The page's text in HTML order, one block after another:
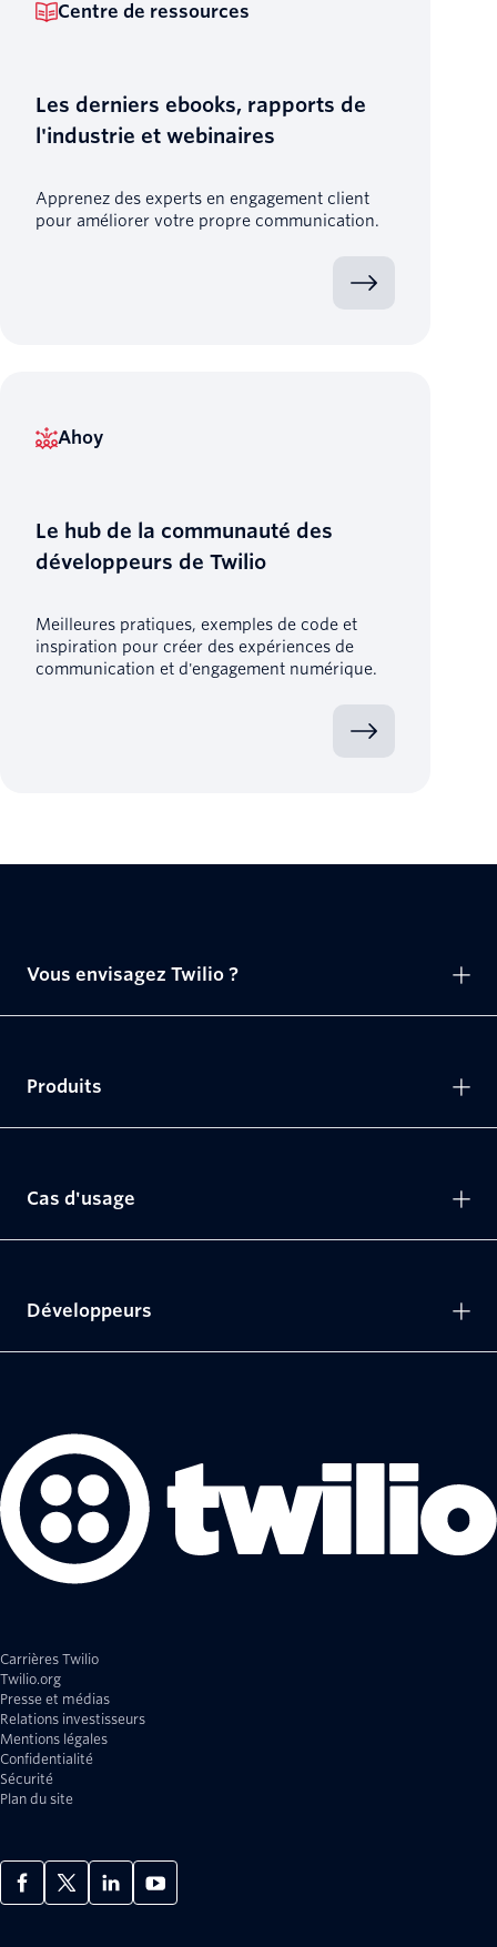
Centre de ressources
Les derniers ebooks, rapports de
l'industrie et webinaires
Apprenez des experts en engagement client
pour améliorer votre propre communication.
Ahoy
Le hub de la communauté des
développeurs de Twilio
Meilleures pratiques, exemples de code et
inspiration pour créer des expériences de
communication et d'engagement numérique.
Carrières Twilio
Twilio.org
Presse et médias
Relations investisseurs
Mentions légales
Confidentialité
Sécurité
Plan du site
Vous envisagez Twilio ?
Produits
Cas d'usage
Développeurs